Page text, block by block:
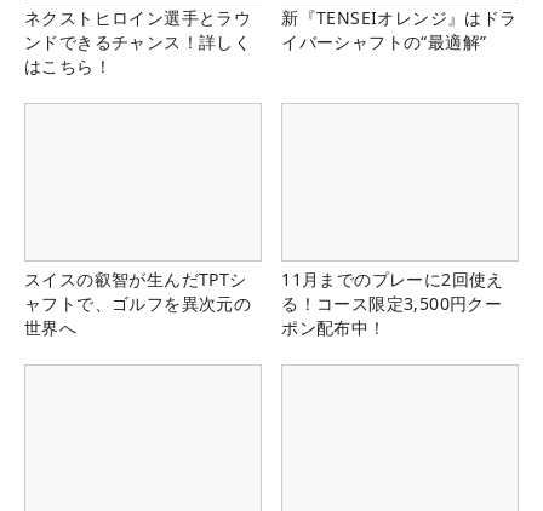
ネクストヒロイン選手とラウ
ンドできるチャンス！詳しく
はこちら！
新『TENSEIオレンジ』はドラ
イバーシャフトの“最適解”
スイスの叡智が生んだTPTシ
ャフトで、ゴルフを異次元の
世界へ
11月までのプレーに2回使え
る！コース限定3,500円クー
ポン配布中！